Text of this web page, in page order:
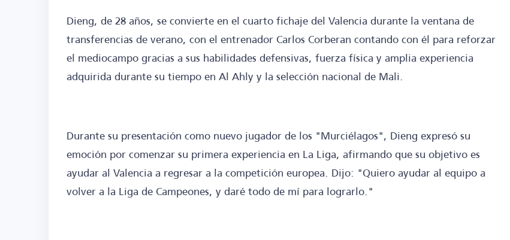
Dieng, de 28 años, se convierte en el cuarto fichaje del Valencia durante la ventana de
transferencias de verano, con el entrenador Carlos Corberan contando con él para reforzar
el mediocampo gracias a sus habilidades defensivas, fuerza física y amplia experiencia
adquirida durante su tiempo en Al Ahly y la selección nacional de Mali.
Durante su presentación como nuevo jugador de los "Murciélagos", Dieng expresó su
emoción por comenzar su primera experiencia en La Liga, afirmando que su objetivo es
ayudar al Valencia a regresar a la competición europea. Dijo: "Quiero ayudar al equipo a
volver a la Liga de Campeones, y daré todo de mí para lograrlo."